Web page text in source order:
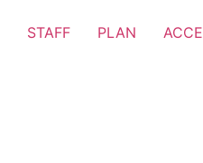
STAFF PLAN